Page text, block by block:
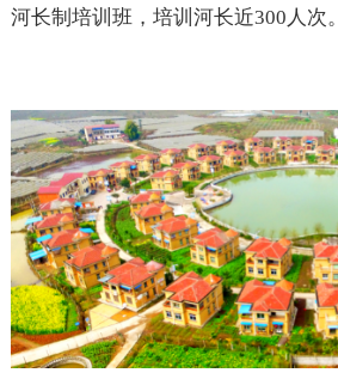
河长制培训班，培训河长近300人次。